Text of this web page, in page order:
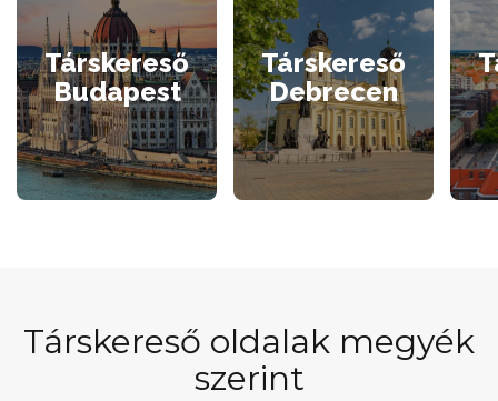
Társkereső
Budapest
Társkereső
Debrecen
Társkereső oldalak megyék
szerint